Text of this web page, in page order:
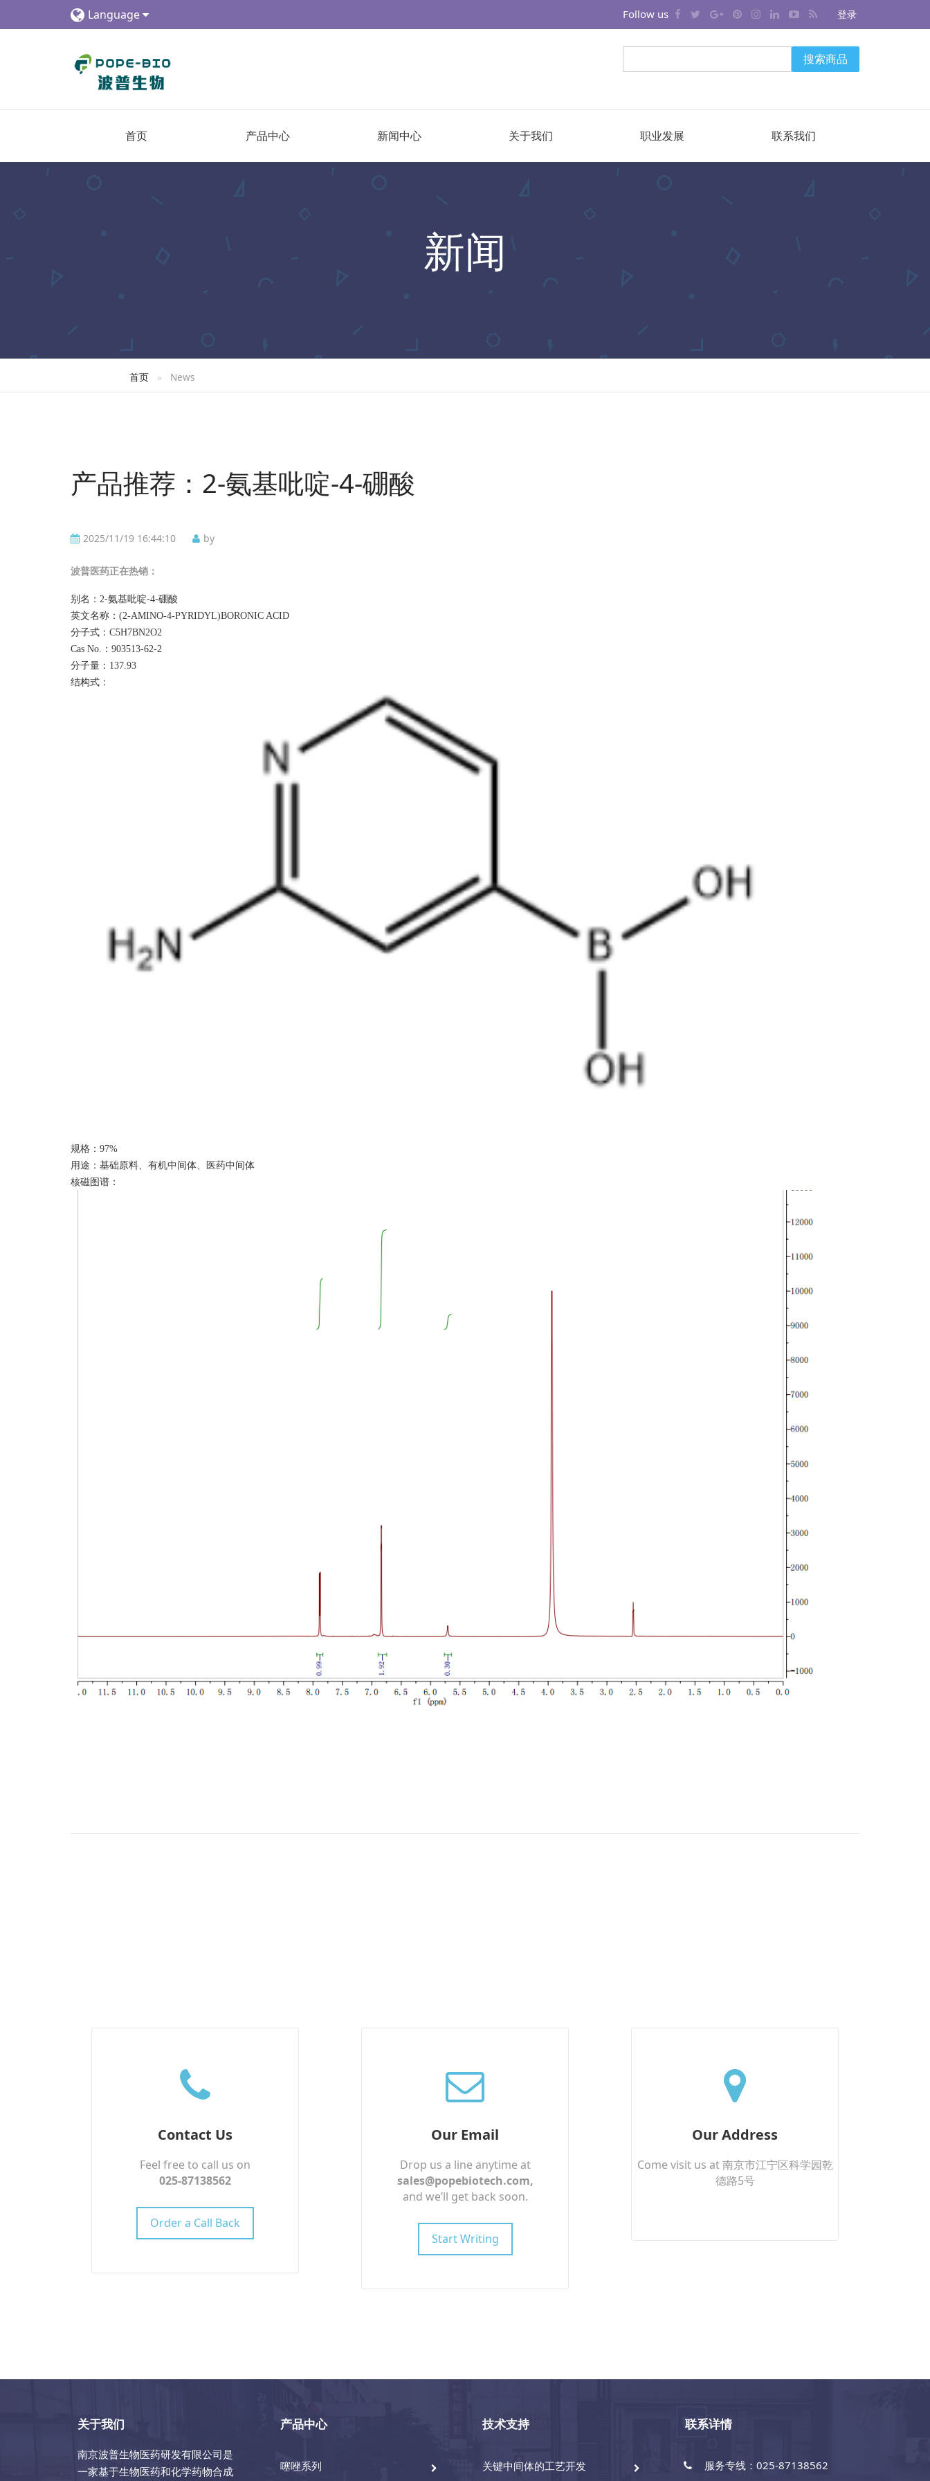
Language Follow us 登录
搜索商品
首页 产品中心 新闻中心 关于我们 职业发展 联系我们
新闻
首页 News
产品推荐：2-氨基吡啶-4-硼酸
2025/11/19 16:44:10 by
波普医药正在热销：
别名： 2-氨基吡啶-4-硼酸
英文名称： (2-AMINO-4-PYRIDYL)BORONIC ACID
分子式： C5H7BN2O2
Cas No.： 903513-62-2
分子量： 137.93
结构式：
规格： 97%
用途：基础原料、有机中间体、医药中间体
核磁图谱：
Contact Us
Feel free to call us on
025-87138562
Order a Call Back
Our Email
Drop us a line anytime at
sales@popebiotech.com,
and we’ll get back soon.
Start Writing
Our Address
Come visit us at 南京市江宁区科学园乾
德路5号
关于我们
南京波普生物医药研发有限公司是
一家基于生物医药和化学药物合成
产品中心
噻唑系列
技术支持
关键中间体的工艺开发
联系详情
服务专线：025-87138562